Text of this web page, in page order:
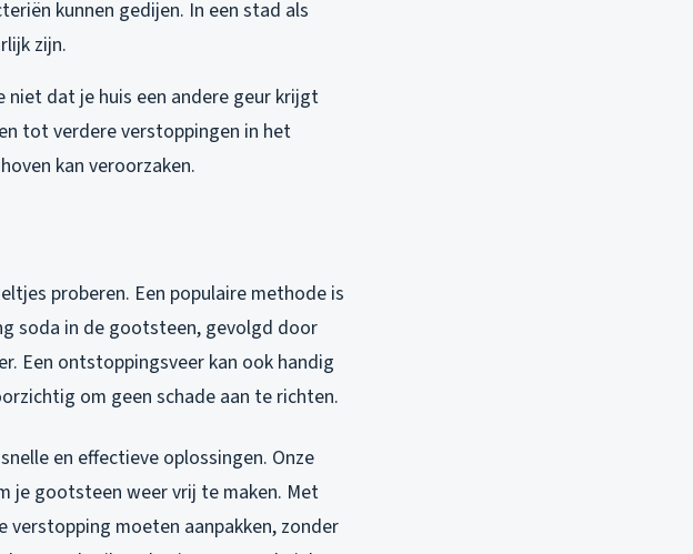
kunnen gedijen. In een stad als
zijn.
dat je huis een andere geur krijgt
tot verdere verstoppingen in het
kan veroorzaken.
proberen. Een populaire methode is
soda in de gootsteen, gevolgd door
Een ontstoppingsveer kan ook handig
om geen schade aan te richten.
snelle en effectieve oplossingen. Onze
je gootsteen weer vrij te maken. Met
verstopping moeten aanpakken, zonder